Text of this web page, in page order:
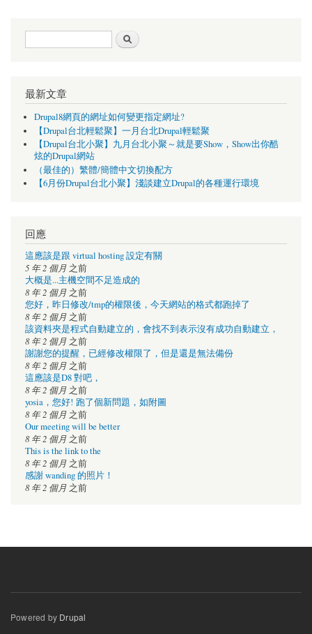
搜尋表單
最新文章
Drupal8網頁的網址如何變更指定網址?
【Drupal台北輕鬆聚】一月台北Drupal輕鬆聚
【Drupal台北小聚】九月台北小聚～就是要Show，Show出你酷
炫的Drupal網站
（最佳的）繁體/簡體中文切換配方
【6月份Drupal台北小聚】淺談建立Drupal的各種運行環境
回應
這應該是跟 virtual hosting 設定有關
5 年 2 個月 之前
大概是...主機空間不足造成的
8 年 2 個月 之前
您好，昨日修改/tmp的權限後，今天網站的格式都跑掉了
8 年 2 個月 之前
該資料夾是程式自動建立的，會找不到表示沒有成功自動建立，
8 年 2 個月 之前
謝謝您的提醒，已經修改權限了，但是還是無法備份
8 年 2 個月 之前
這應該是D8 對吧，
8 年 2 個月 之前
yosia，您好! 跑了個新問題，如附圖
8 年 2 個月 之前
Our meeting will be better
8 年 2 個月 之前
This is the link to the
8 年 2 個月 之前
感謝 wanding 的照片！
8 年 2 個月 之前
Powered by Drupal